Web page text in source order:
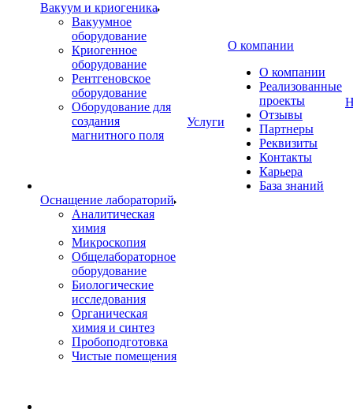
Вакуум и криогеника
Вакуумное
оборудование
Криогенное
оборудование
Рентгеновское
оборудование
Оборудование для
создания
магнитного поля
Оснащение лабораторий
Аналитическая
химия
Микроскопия
Общелабораторное
оборудование
Биологические
исследования
Органическая
химия и синтез
Пробоподготовка
Чистые помещения
Услуги
О компании
О компании
Реализованные
проекты
Отзывы
Партнеры
Реквизиты
Контакты
Карьера
База знаний